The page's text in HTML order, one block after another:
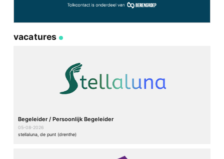
vacatures
Begeleider / Persoonlijk Begeleider
05-08-2026
stellaluna, de punt (drenthe)